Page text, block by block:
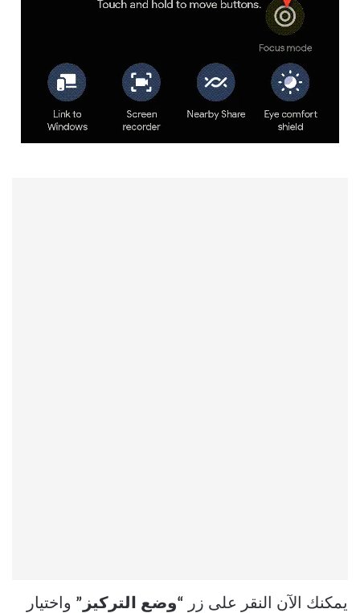
يمكنك الآن النقر على زر “وضع التركيز” واختيار